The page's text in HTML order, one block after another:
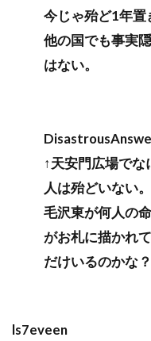
今じゃ殆ど1年置
他の国でも事実
はない。
↑天安門広場で
人は殆どいない。
毛沢東が何人の
がお札に描かれ
だけいるのかな？
ls7eveen